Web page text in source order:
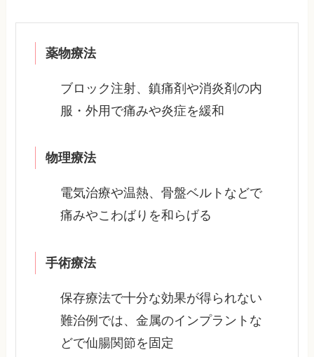
薬物療法
ブロック注射、鎮痛剤や消炎剤の内
服・外用で痛みや炎症を緩和
物理療法
電気治療や温熱、骨盤ベルトなどで
痛みやこわばりを和らげる
手術療法
保存療法で十分な効果が得られない
難治例では、金属のインプラントな
どで仙腸関節を固定